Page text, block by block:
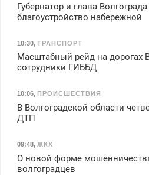
Губернатор и глава
благоустройство набережной
10:30, ТРАНСПОРТ
Масштабный рейд на дорогах
сотрудники ГИББД
10:06, ПРОИСШЕСТВИЯ
В Волгоградской области
ДТП
09:48, ЖКХ
О новой форме
волгоградцев